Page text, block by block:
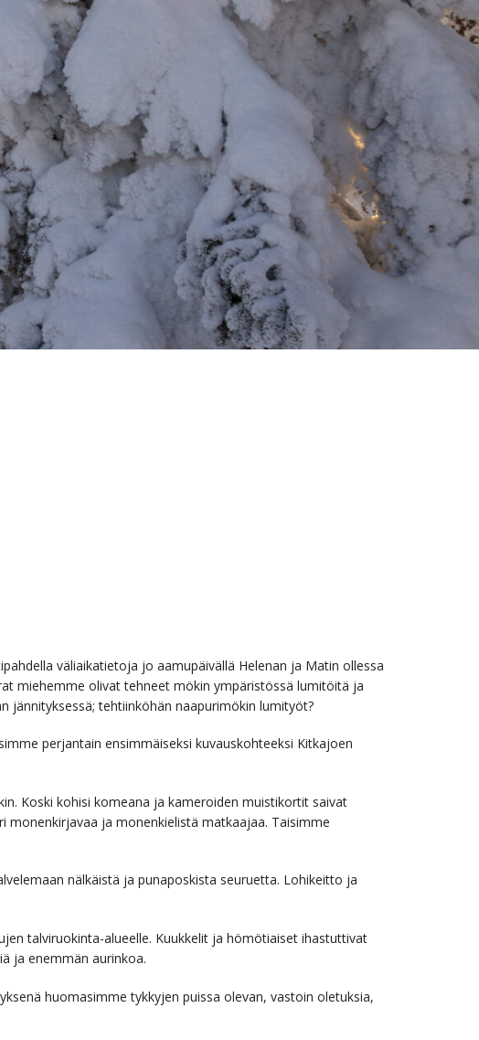
väliaikatietoja jo aamupäivällä Helenan ja Matin ollessa
miehemme olivat tehneet mökin ympäristössä lumitöitä ja
jännityksessä; tehtiinköhän naapurimökin lumityöt?
perjantain ensimmäiseksi kuvauskohteeksi Kitkajoen
Koski kohisi komeana ja kameroiden muistikortit saivat
monenkirjavaa ja monenkielistä matkaajaa. Taisimme
nälkäistä ja punaposkista seuruetta. Lohikeitto ja
talviruokinta-alueelle. Kuukkelit ja hömötiaiset ihastuttivat
ja enemmän aurinkoa.
huomasimme tykkyjen puissa olevan, vastoin oletuksia,